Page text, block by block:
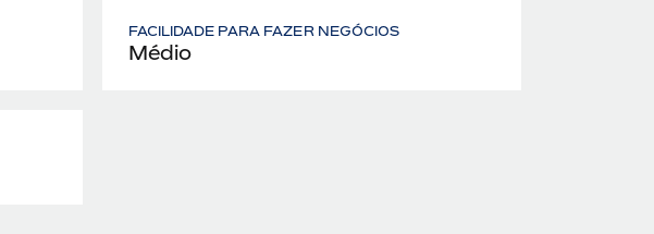
FACILIDADE PARA FAZER NEGÓCIOS
Médio